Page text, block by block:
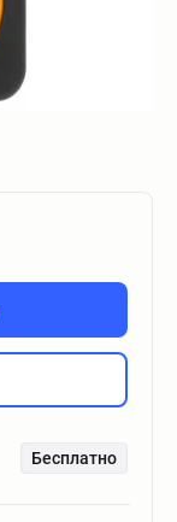
Бесплатно